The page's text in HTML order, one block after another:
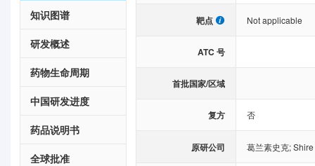
知识图谱
研发概述
药物生命周期
中国研发进度
药品说明书
全球批准
靶点 Not applicable
ATC 号
首批国家/区域
复方 否
原研公司 葛兰素史克;Shire